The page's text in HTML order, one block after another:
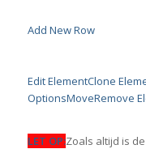
Add New Row
Edit ElementClone
OptionsMoveRemove
LET OP:Zoals altijd is